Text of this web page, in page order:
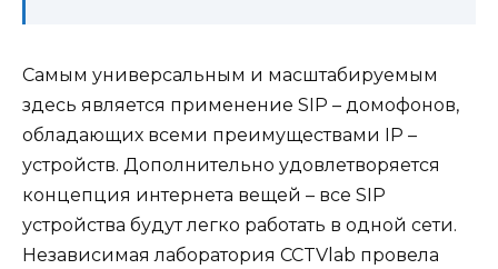
Самым универсальным и масштабируемым
здесь является применение SIP – домофонов,
обладающих всеми преимуществами IP –
устройств. Дополнительно удовлетворяется
концепция интернета вещей – все SIP
устройства будут легко работать в одной сети.
Независимая лаборатория CCTVlab провела